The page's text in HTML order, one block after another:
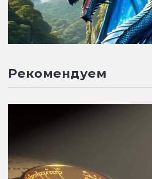
Рекомендуем